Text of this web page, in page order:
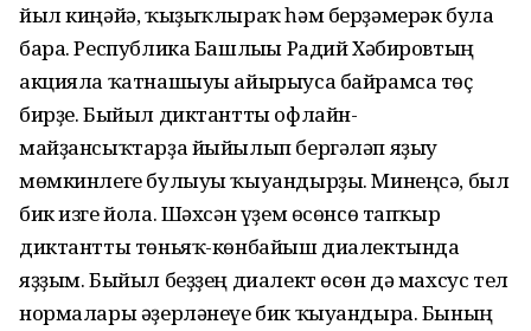
йыл киңәйә, ҡыҙыҡлыраҡ һәм берҙәмерәк була
бара. Республика Башлығы Радий Хәбировтың
акцияла ҡатнашыуы айырыуса байрамса төҫ
бирҙе. Быйыл диктантты офлайн-
майҙансыҡтарҙа йыйылып бергәләп яҙыу
мөмкинлеге булыуы ҡыуандырҙы. Минеңсә, был
бик изге йола. Шәхсән үҙем өсөнсө тапҡыр
диктантты төньяҡ-көнбайыш диалектында
яҙҙым. Быйыл беҙҙең диалект өсөн дә махсус тел
нормалары әҙерләнеүе бик ҡыуандыра. Бының